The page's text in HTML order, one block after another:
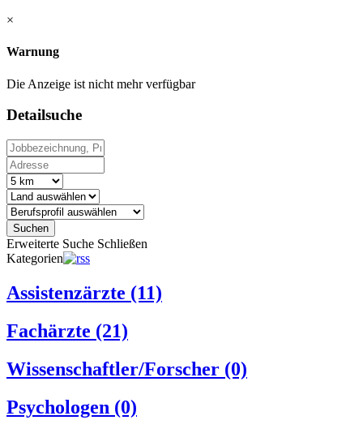
×
Warnung
Die Anzeige ist nicht mehr verfügbar
Detailsuche
Suchen
Erweiterte Suche Schließen
Kategorien
Assistenzärzte (11)
Fachärzte (21)
Wissenschaftler/Forscher (0)
Psychologen (0)